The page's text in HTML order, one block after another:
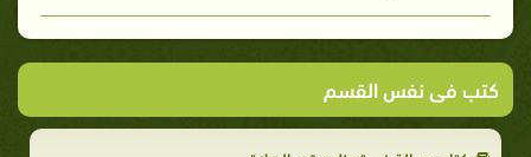
كتب فى نفس القسم